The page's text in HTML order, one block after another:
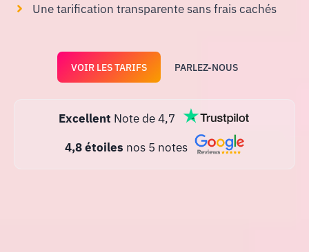
Une tarification transparente sans frais cachés
VOIR LES TARIFS PARLEZ-NOUS
Excellent Note de 4,7
4,8 étoiles nos 5 notes